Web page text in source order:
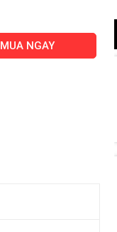
MUA NGAY